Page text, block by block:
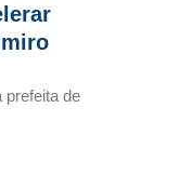
prefeita de